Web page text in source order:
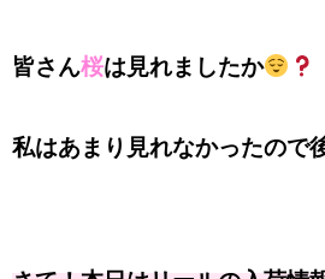
皆さん桜は見れましたか
私はあまり見れなかったので